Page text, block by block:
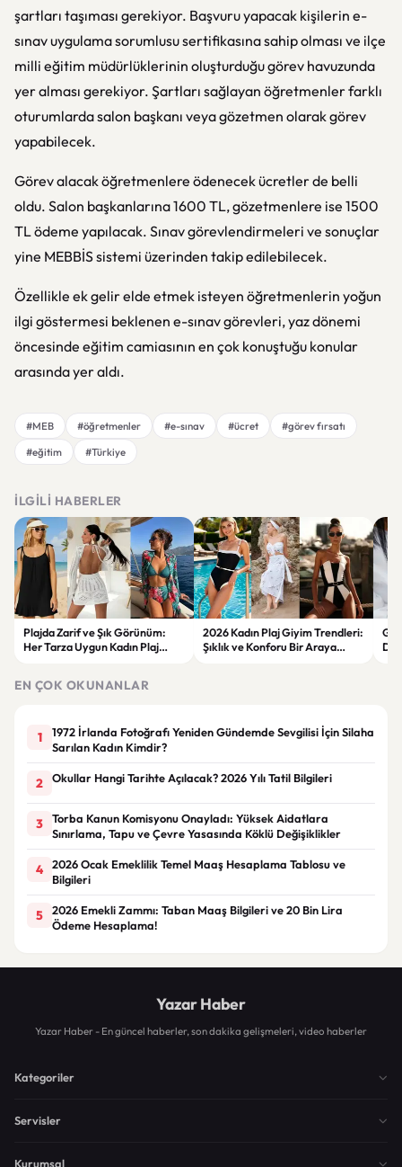
şartları taşıması gerekiyor. Başvuru yapacak kişilerin e-
sınav uygulama sorumlusu sertifikasına sahip olması ve ilçe
milli eğitim müdürlüklerinin oluşturduğu görev havuzunda
yer alması gerekiyor. Şartları sağlayan öğretmenler farklı
oturumlarda salon başkanı veya gözetmen olarak görev
yapabilecek.
Görev alacak öğretmenlere ödenecek ücretler de belli
oldu. Salon başkanlarına 1600 TL, gözetmenlere ise 1500
TL ödeme yapılacak. Sınav görevlendirmeleri ve sonuçlar
yine MEBBİS sistemi üzerinden takip edilebilecek.
Özellikle ek gelir elde etmek isteyen öğretmenlerin yoğun
ilgi göstermesi beklenen e-sınav görevleri, yaz dönemi
öncesinde eğitim camiasının en çok konuştuğu konular
arasında yer aldı.
#MEB #öğretmenler #e-sınav #ücret
#görev fırsatı
#eğitim
#Türkiye
İLGILI HABERLER
Plajda Zarif ve Şık Görünüm:
Her Tarza Uygun Kadın Plaj
2026 Kadın Plaj Giyim Trendleri:
Şıklık ve Konforu Bir Araya
EN ÇOK OKUNANLAR
1
1972 İrlanda Fotoğrafı Yeniden Gündemde Sevgilisi İçin Silaha
Sarılan Kadın Kimdir?
2 Okullar Hangi Tarihte Açılacak? 2026 Yılı Tatil Bilgileri
3
Torba Kanun Komisyonu Onayladı: Yüksek Aidatlara
Sınırlama, Tapu ve Çevre Yasasında Köklü Değişiklikler
4
2026 Ocak Emeklilik Temel Maaş Hesaplama Tablosu ve
Bilgileri
5
2026 Emekli Zammı: Taban Maaş Bilgileri ve 20 Bin Lira
Ödeme Hesaplama!
Yazar Haber
Yazar Haber - En güncel haberler, son dakika gelişmeleri, video haberler
Kategoriler
Servisler
Kurumsal